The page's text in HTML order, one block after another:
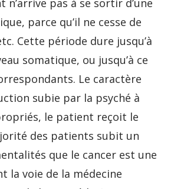
pas à se sortir d’une
parce qu’il ne cesse de
Cette période dure jusqu’à
somatique, ou jusqu’à ce
Le caractère
subie par la psyché à
le patient reçoit le
des patients subit un
que le cancer est une
la voie de la médecine